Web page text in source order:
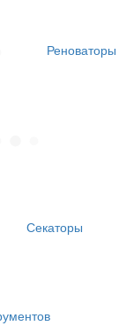
Реноваторы
Секаторы